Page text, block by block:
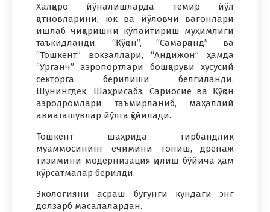
Халқаро йўналишларда темир йўл
қатновларини, юк ва йўловчи вагонлари
ишлаб чиқаришни кўпайтириш муҳимлиги
таъкидланди. “Қўқон”, “Самарқанд” ва
“Тошкент” вокзаллари, “Андижон” ҳамда
“Урганч” аэропортлари бошқаруви хусусий
секторга берилиши белгиланди.
Шунингдек, Шаҳрисабз, Сариосиё ва Қўқон
аэродромлари таъмирланиб, маҳаллий
авиаташувлар йўлга қўйилади.
Тошкент шаҳрида тирбандлик
муаммосининг ечимини топиш, дренаж
тизимини модернизация қилиш бўйича ҳам
кўрсатмалар берилди.
Экологияни асраш бугунги кундаги энг
долзарб масалалардан.